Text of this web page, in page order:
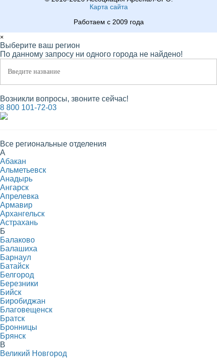
Карта сайта
Работаем с 2009 года
×
Выберите ваш регион
По данному запросу ни одного города не найдено!
Возникли вопросы, звоните сейчас!
8 800 101-72-03
Все региональные отделения
А
Абакан
Альметьевск
Анадырь
Ангарск
Апрелевка
Армавир
Архангельск
Астрахань
Б
Балаково
Балашиха
Барнаул
Батайск
Белгород
Березники
Бийск
Биробиджан
Благовещенск
Братск
Бронницы
Брянск
В
Великий Новгород